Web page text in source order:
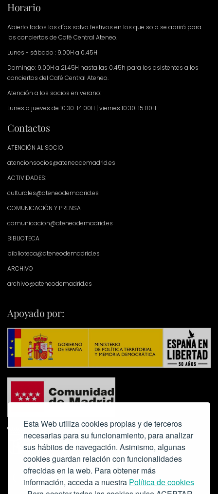
Esta Web utiliza cookies propias y de terceros
necesarias para su funcionamiento, para analizar
sus hábitos de navegación. Asimismo, algunas
cookies guardan relación con funcionalidades
ofrecidas en la web. Para obtener más
información, acceda a nuestra Política de cookies
Horario
Abierto todos los días salvo festivos en los que solo se abrirá para
los conciertos de Café Central Ateneo.
Lunes - sábado : 9.00H a 0.45H
Domingo: 9.00H a 21.45H hasta las 0.45h para los asistentes a los
conciertos del Café Central Ateneo.
Atención a los socios en verano:
Lunes a jueves de 10:30-14:00H | viernes 10:30-15:00H
Contactos
ATENCIÓN AL SOCIO
atencionsocios@ateneodemadrid.es
ACTIVIDADES:
culturales@ateneodemadrid.es
COMUNICACIÓN Y PRENSA
comunicacion@ateneodemadrid.es
BIBLIOTECA
biblioteca@ateneodemadrid.es
ARCHIVO
archivo@ateneodemadrid.es
Apoyado por:
Colabora: